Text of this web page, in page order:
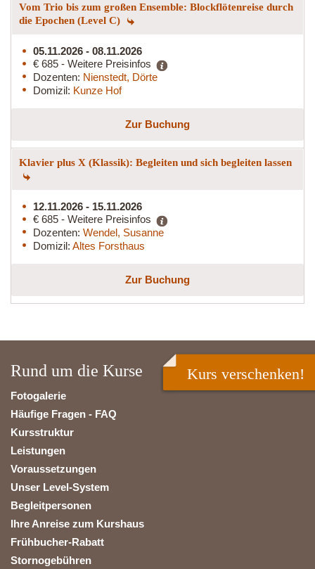
Vom Trio bis zum großen Ensemble: Blockflötenreise durch
die Epochen (Level C)
05.11.2026 - 08.11.2026
€ 685 - Weitere Preisinfos
Dozenten: Nienstedt, Dörte
Domizil: Kunze Hof
Zur Buchung
Klavier plus X (Klassik): Begleiten und sich begleiten lassen
12.11.2026 - 15.11.2026
€ 685 - Weitere Preisinfos
Dozenten: Wendel, Susanne
Domizil: Altes Forsthaus
Zur Buchung
Rund um die Kurse
Fotogalerie
Häufige Fragen - FAQ
Kursstruktur
Leistungen
Voraussetzungen
Unser Level-System
Begleitpersonen
Ihre Anreise zum Kurshaus
Frühbucher-Rabatt
Stornogebühren
Kurs verschenken!